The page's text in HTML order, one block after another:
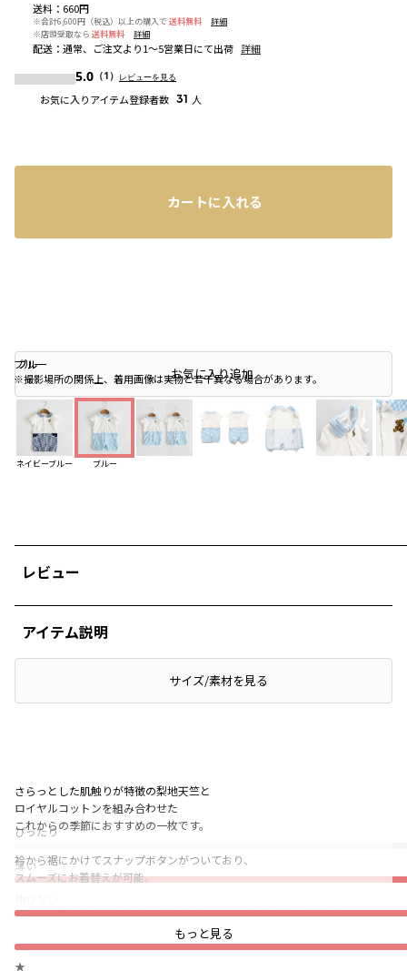
ブルー
※撮影場所の関係上、着用画像は実物と若干異なる場合があります。
ブルー
ブルー
ネイビーブルー ブルー
レビュー
ぴったり
薄い
★
送料 ： 660円
※合計6,600円（税込）以上の購入で 送料無料
詳細
※店頭受取なら 送料無料 詳細
配送 ： 通常、ご注文より1～5営業日にて出荷 詳細
5.0 （1） レビューを見る
お気に入りアイテム登録者数 31 人
カートに入れる
店頭在庫を確認するお気に入り追加
アイテム説明
サイズ/素材を見る
さらっとした肌触りが特徴の梨地天竺と
ロイヤルコットンを組み合わせた
これからの季節におすすめの一枚です。
衿から裾にかけてスナップボタンがついており、
スムーズにお着替えが可能。
きちんと感のある衿つきで、お出かけシーンにぴったりな一枚です。
2WAYオールは新生児から生後6か月頃まで長く着用できます。
新生児期はオムツ替えが楽なドレスオールとして、
もっと見る